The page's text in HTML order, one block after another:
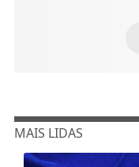
MAIS LIDAS